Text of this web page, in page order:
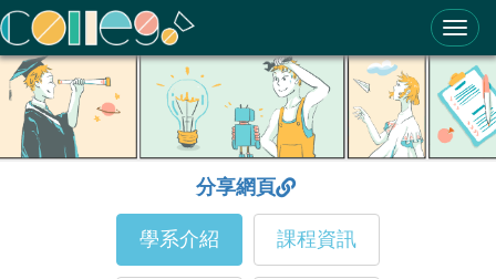
ColleGo! 大學選才與高中育才輔助系統
分享網頁
學系介紹 課程資訊